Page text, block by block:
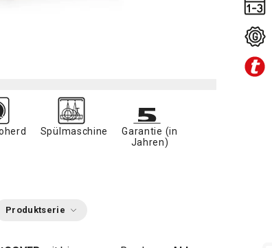
Spülmaschine
Garantie (in
Jahren)
Produktserie